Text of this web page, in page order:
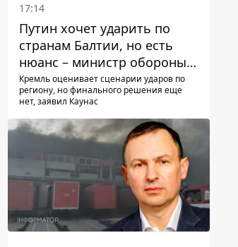
17:14
Путин хочет ударить по
странам Балтии, но есть
нюанс – министр обороны
Литвы сделал заявление
Кремль оценивает сценарии ударов по
региону, но финального решения еще
нет, заявил Каунас